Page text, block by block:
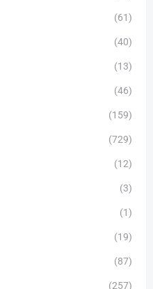
(61)
(40)
(13)
(46)
(159)
(729)
(12)
(3)
(1)
(19)
(87)
(257)